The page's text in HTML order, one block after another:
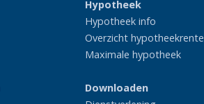
Hypotheek
Hypotheek info
Overzicht hypotheekrente
Maximale hypotheek
Downloaden